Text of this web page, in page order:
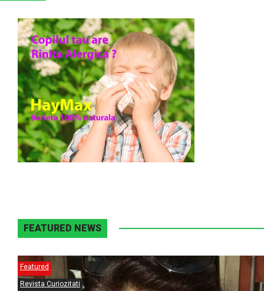
FEATURED NEWS
Featured
Revista Curiozitati